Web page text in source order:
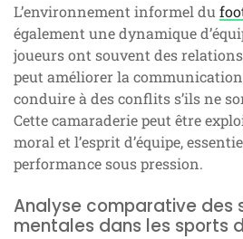
L’environnement informel du
également une dynamique
joueurs ont souvent des
peut améliorer la
conduire à des conflits s’ils ne
Cette camaraderie peut être
moral et l’esprit d’équipe,
performance sous pression.
Analyse comparative des
mentales dans les sports